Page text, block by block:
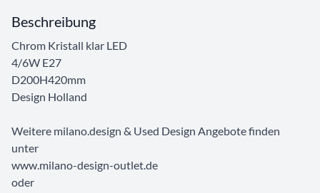
Beschreibung
Chrom Kristall klar LED
4/6W E27
D200H420mm
Design Holland
Weitere milano.design & Used Design Angebote finden
unter
www.milano-design-outlet.de
oder